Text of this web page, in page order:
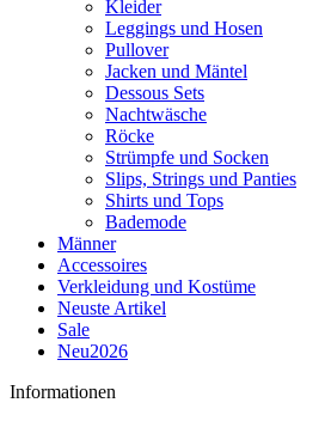
Kleider
Leggings und Hosen
Pullover
Jacken und Mäntel
Dessous Sets
Nachtwäsche
Röcke
Strümpfe und Socken
Slips, Strings und Panties
Shirts und Tops
Bademode
Männer
Accessoires
Verkleidung und Kostüme
Neuste Artikel
Sale
Neu2026
Informationen